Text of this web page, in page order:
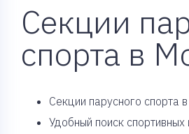
Секции
спорта в
Cекции парусного спорта
Удобный поиск спортивных